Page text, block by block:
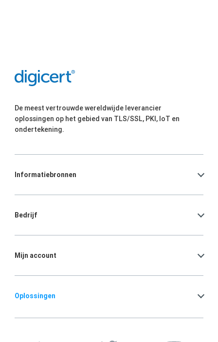
De meest vertrouwde wereldwijde leverancier
oplossingen op het gebied van TLS/SSL, PKI, IoT en
ondertekening.
Informatiebronnen
Bedrijf
Mijn account
Oplossingen